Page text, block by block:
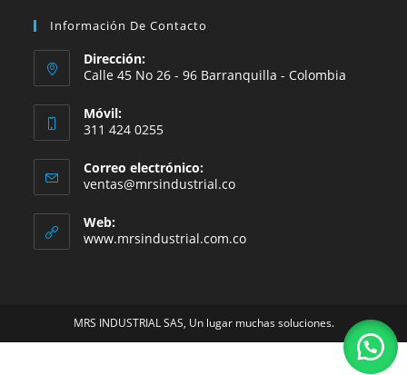
Información De Contacto
Dirección:
Calle 45 No 26 - 96 Barranquilla - Colombia
Móvil:
311 424 0255
Correo electrónico:
ventas@mrsindustrial.coSe
tu
aplicación
Web:
www.mrsindustrial.com.co
MRS INDUSTRIAL SAS, Un lugar muchas soluciones.